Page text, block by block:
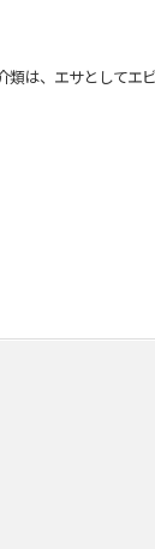
は、エサとしてエ